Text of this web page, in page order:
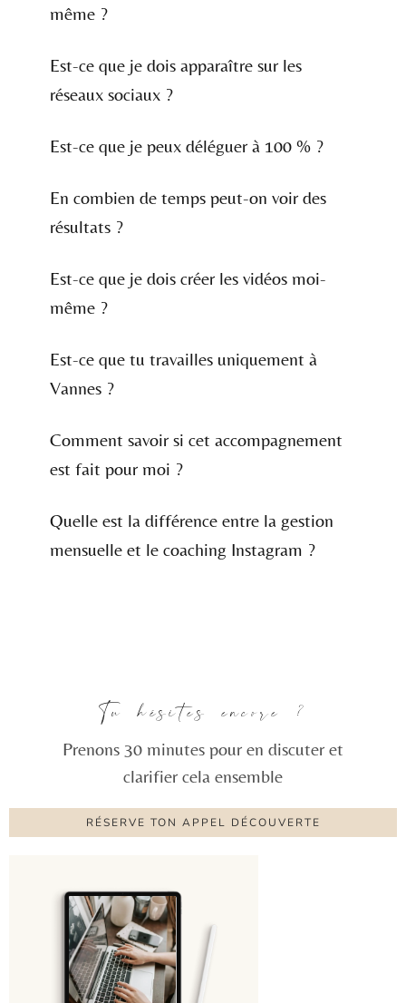
même ?
Est-ce que je dois apparaître sur les
réseaux sociaux ?
Est-ce que je peux déléguer à 100 % ?
En combien de temps peut-on voir des
résultats ?
Est-ce que je dois créer les vidéos moi-
même ?
Est-ce que tu travailles uniquement à
Vannes ?
Comment savoir si cet accompagnement
est fait pour moi ?
Quelle est la différence entre la gestion
mensuelle et le coaching Instagram ?
Tu hésites encore ?
Prenons 30 minutes pour en discuter et
clarifier cela ensemble
RÉSERVE TON APPEL DÉCOUVERTE